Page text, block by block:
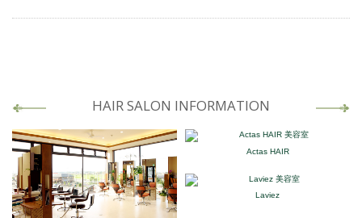
HAIR SALON INFORMATION
Actas HAIR
Laviez